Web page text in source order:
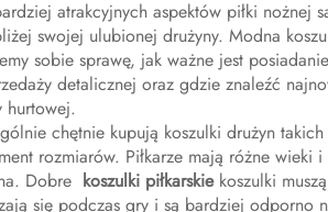
atrakcyjnych aspektów piłki nożnej
swojej ulubionej drużyny. Modna
sobie sprawę, jak ważne jest
detalicznej oraz gdzie znaleźć
hurtowej.
chętnie kupują koszulki drużyn
rozmiarów. Piłkarze mają różne
Dobre koszulki piłkarskie koszulki
się podczas gry i są bardziej odporno